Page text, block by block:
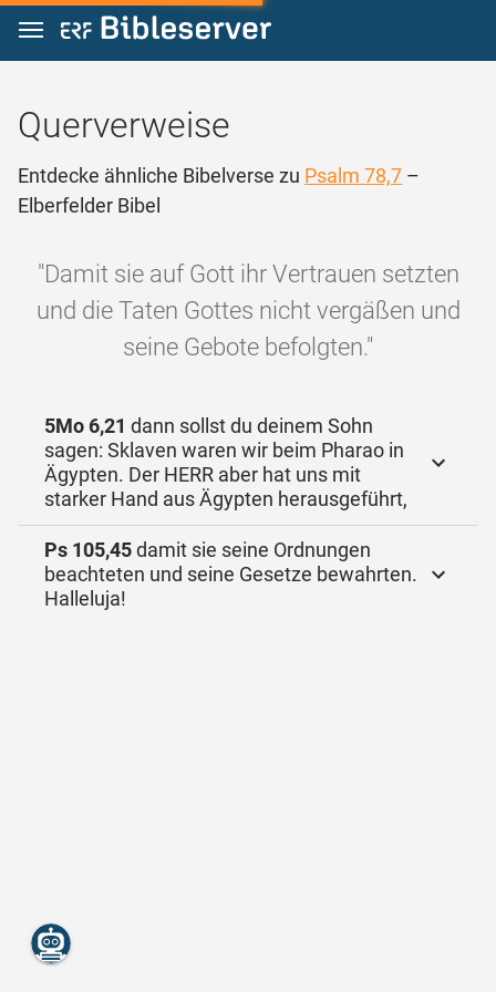
Zum Inhalt springen
Querverweise
Entdecke ähnliche Bibelverse zu Psalm 78,7 –
Elberfelder Bibel
"Damit sie auf Gott ihr Vertrauen setzten
und die Taten Gottes nicht vergäßen und
seine Gebote befolgten."
5Mo 6,21 dann sollst du deinem Sohn
sagen: Sklaven waren wir beim Pharao in
Ägypten. Der HERR aber hat uns mit
starker Hand aus Ägypten herausgeführt,
Ps 105,45damit sie seine Ordnungen
beachteten und seine Gesetze bewahrten.
Halleluja!